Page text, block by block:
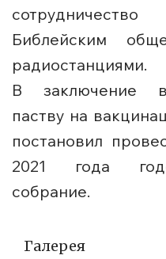
Библейским
радиостанциями.
В заключение
паству на
постановил
2021 года
собрание.
Галерея